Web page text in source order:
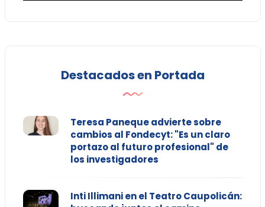
Destacados en Portada
Teresa Paneque advierte sobre
cambios al Fondecyt: "Es un claro
portazo al futuro profesional" de
los investigadores
Inti Illimani en el Teatro Caupolicán: